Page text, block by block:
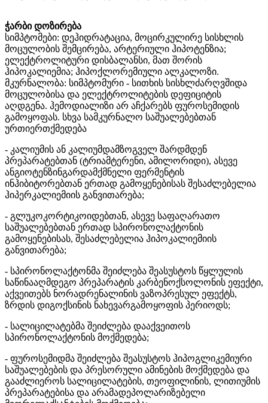
ჭარბი დოზირება
სიმპტომები: დეჰიდრატაცია, მოცირკულირე სისხლის
მოცულობის შემცირება, არტერიული ჰიპოტენზია;
ელექტროლიტური დისბალანსი, მათ შორის
ჰიპოკალიემია; ჰიპოქლორემიული ალკალოზი.
მკურნალობა: სიმპტომური - სითხის სისხლძარღვშიდა
მოცულობისა და ელექტროლიტების დეფიციტის
აღდგენა. ჰემოდიალიზი არ აჩქარებს ფუროსემიდის
გამოყოფას. სხვა სამკურნალო საშუალებებთან
ურთიერთქმედება
- კალიუმის ან კალიუმდამზოგველ შარდმდენ
პრეპარატებთან (ტრიამტერენი, ამილორიდი), ასევე
ანგიოტენზინგარდამქმნელი ფერმენტის
ინჰიბიტორებთან ერთად გამოყენებისას შესაძლებელია
ჰიპერკალიემიის განვითარება;
- გლუკოკორტიკოიდებთან, ასევე საფაღარათო
საშუალებებთან ერთად სპირონოლაქტონის
გამოყენებისას, შესაძლებელია ჰიპოკალიემიის
განვითარება;
- სპირონოლაქტონმა შეიძლება შეასუსტოს წყლულის
საწინააღმდეგო პრეპარატის კარბენოქსოლონის ეფექტი,
აქვეითებს ნორადრენალინის ვაზოპრესულ ეფექტს,
ზრდის დიგოქსინის ნახევარგამოყოფის პერიოდს;
- სალიცილატებმა შეიძლება დააქვეითოს
სპირონოლაქტონის მოქმედება;
- ფუროსემიდმა შეიძლება შეასუსტოს ჰიპოგლიკემიური
საშუალებების და პრესორული ამინების მოქმედება და
გააძლიეროს სალიცილატების, თეოფილინის, ლითიუმის
პრეპარატებისა და არამადეპოლარიზებელი